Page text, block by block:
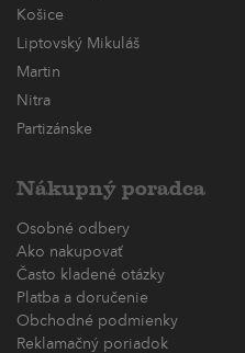
Košice
Liptovský Mikuláš
Martin
Nitra
Partizánske
Nákupný poradca
Osobné odbery
Ako nakupovať
Často kladené otázky
Platba a doručenie
Obchodné podmienky
Reklamačný poriadok